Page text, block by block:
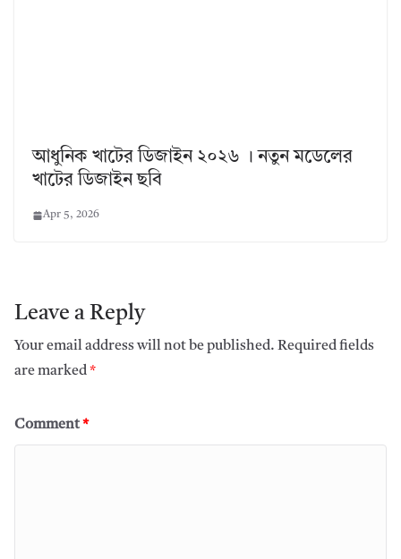
আধুনিক খাটের ডিজাইন ২০২৬ । নতুন মডেলের
খাটের ডিজাইন ছবি
Apr 5, 2026
Leave a Reply
Your email address will not be published. Required fields
are marked*
Comment*